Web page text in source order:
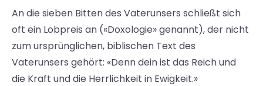
An die sieben Bitten des Vaterunsers schließt sich
oft ein Lobpreis an («Doxologie» genannt), der nicht
zum ursprünglichen, biblischen Text des
Vaterunsers gehört: «Denn dein ist das Reich und
die Kraft und die Herrlichkeit in Ewigkeit.»